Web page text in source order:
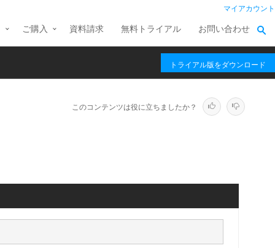
マイアカウント
ご購入 資料請求 無料トライアル お問い合わせ
トライアル版をダウンロード
このコンテンツは役に立ちましたか？